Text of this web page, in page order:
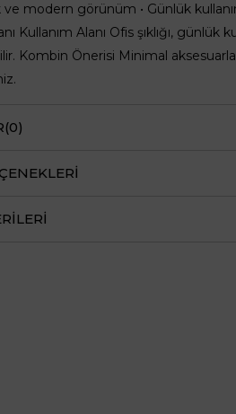
ve modern görünüm • Günlük
Kullanım Alanı Ofis şıklığı, günlük
Kombin Önerisi Minimal
(0)